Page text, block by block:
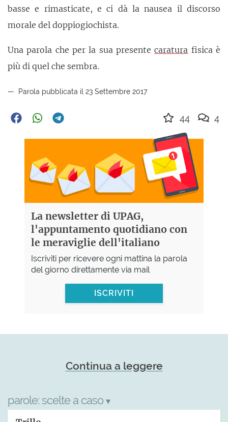
basse e rimasticate, e ci dà la nausea il discorso
morale del doppiogiochista.
Una parola che per la sua presentecaratura fisica è
più di quel che sembra.
Parola pubblicata il 23 Settembre 2017
44 4
La newsletter di UPAG,
l'appuntamento quotidiano con
le meraviglie dell'italiano
Iscriviti per ricevere ogni mattina la parola
del giorno direttamente via mail
ISCRIVITI
Continua a leggere
parole: scelte a caso ▾